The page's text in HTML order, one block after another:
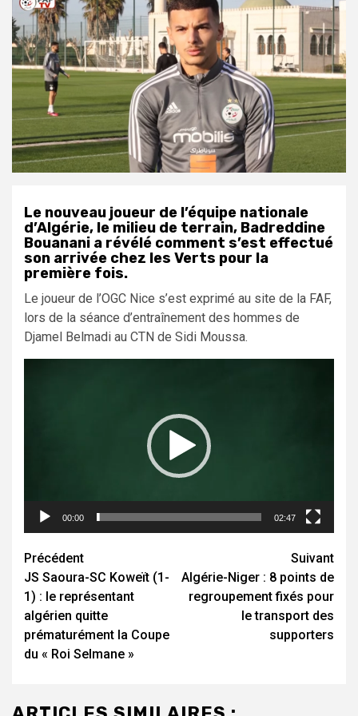
Le nouveau joueur de l’équipe nationale
d’Algérie, le milieu de terrain, Badreddine
Bouanani a révélé comment s’est effectué
son arrivée chez les Verts pour la
première fois.
Le joueur de l’OGC Nice s’est exprimé au site de la FAF,
lors de la séance d’entraînement des hommes de
Djamel Belmadi au CTN de Sidi Moussa.
00:00 02:47
Navigation
d’article
Précédent
JS Saoura-SC Koweït (1-
1) : le représentant
algérien quitte
prématurément la Coupe
du « Roi Selmane »
Suivant
Algérie-Niger : 8 points de
regroupement fixés pour
le transport des
supporters